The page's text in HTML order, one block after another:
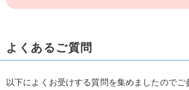
よくあるご質問
以下によくお受けする質問を集めましたのでご